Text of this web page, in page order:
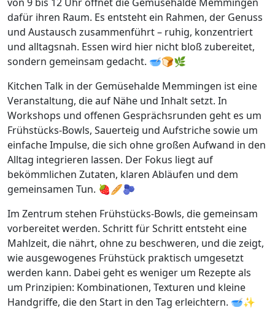
von 9 bis 12 Uhr öffnet die Gemüsehalde Memmingen
dafür ihren Raum. Es entsteht ein Rahmen, der Genuss
und Austausch zusammenführt – ruhig, konzentriert
und alltagsnah. Essen wird hier nicht bloß zubereitet,
sondern gemeinsam gedacht. 🥣🍞🌿
Kitchen Talk in der Gemüsehalde Memmingen ist eine
Veranstaltung, die auf Nähe und Inhalt setzt. In
Workshops und offenen Gesprächsrunden geht es um
Frühstücks-Bowls, Sauerteig und Aufstriche sowie um
einfache Impulse, die sich ohne großen Aufwand in den
Alltag integrieren lassen. Der Fokus liegt auf
bekömmlichen Zutaten, klaren Abläufen und dem
gemeinsamen Tun. 🍓🥖🫐
Im Zentrum stehen Frühstücks-Bowls, die gemeinsam
vorbereitet werden. Schritt für Schritt entsteht eine
Mahlzeit, die nährt, ohne zu beschweren, und die zeigt,
wie ausgewogenes Frühstück praktisch umgesetzt
werden kann. Dabei geht es weniger um Rezepte als
um Prinzipien: Kombinationen, Texturen und kleine
Handgriffe, die den Start in den Tag erleichtern. 🥣✨